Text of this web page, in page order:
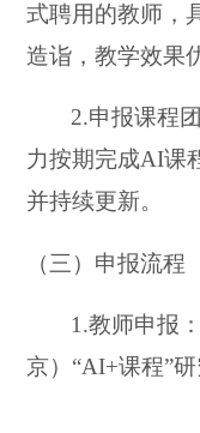
式聘用的教师，
造诣，教学效果
2.申报课程
力按期完成AI课
并持续更新。
（三）申报流程
1.教师申报
京）“AI+课程”